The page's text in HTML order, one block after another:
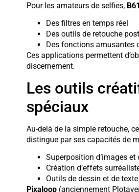
Pour les amateurs de selfies,
Des filtres en temps réel
Des outils de retouche
Des fonctions amusantes
Ces applications permettent
discernement.
Les outils
spéciaux
Au-delà de la simple retouche,
distingue par ses capacités de
Superposition d’images
Création d’effets
Outils de dessin et de
Pixaloop(anciennement